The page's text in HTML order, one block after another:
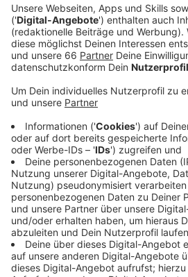
Düsseldorf erst einmal nicht
Veröffentlicht:Freitag, 19.02.2021
Anzeige
Lockerungen" heißt es von einer
allem deswegen, weil immer
Mutation des Coronavirus in
wird. Fast jede zweite (43
Corona-Infektion weist
Variante auf. Am Dienstag war es
Prozent). Das ist problematisch:
Mutation ist vermutlich
sich somit schneller. Die